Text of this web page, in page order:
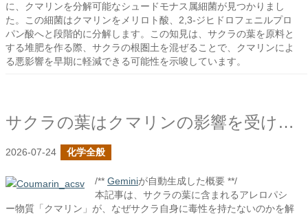
に、クマリンを分解可能なシュードモナス属細菌が見つかりまし
た。この細菌はクマリンをメリロト酸、2,3-ジヒドロフェニルプロ
パン酸へと段階的に分解します。この知見は、サクラの葉を原料と
する堆肥を作る際、サクラの根圏土を混ぜることで、クマリンによ
る悪影響を早期に軽減できる可能性を示唆しています。
サクラの葉はクマリンの影響を受けないのか？
2026-07-24 化学全般
/** Geminiが自動生成した概要 **/
本記事は、サクラの葉に含まれるアレロパシ
ー物質「クマリン」が、なぜサクラ自身に毒性を持たないのかを解